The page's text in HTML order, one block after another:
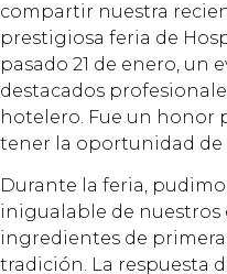
compartir nuestra
prestigiosa feria de
pasado 21 de enero, un
destacados
hotelero. Fue un honor
tener la oportunidad
Durante la feria,
inigualable de nuestros
ingredientes de
tradición. La respuesta